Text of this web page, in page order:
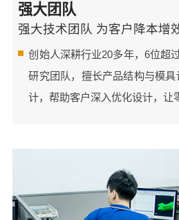
强大团队
强大技术团队 为客户降本增
创始人深耕行业20多年，6位超
研究团队，擅长产品结构与模
计，帮助客户深入优化设计，让